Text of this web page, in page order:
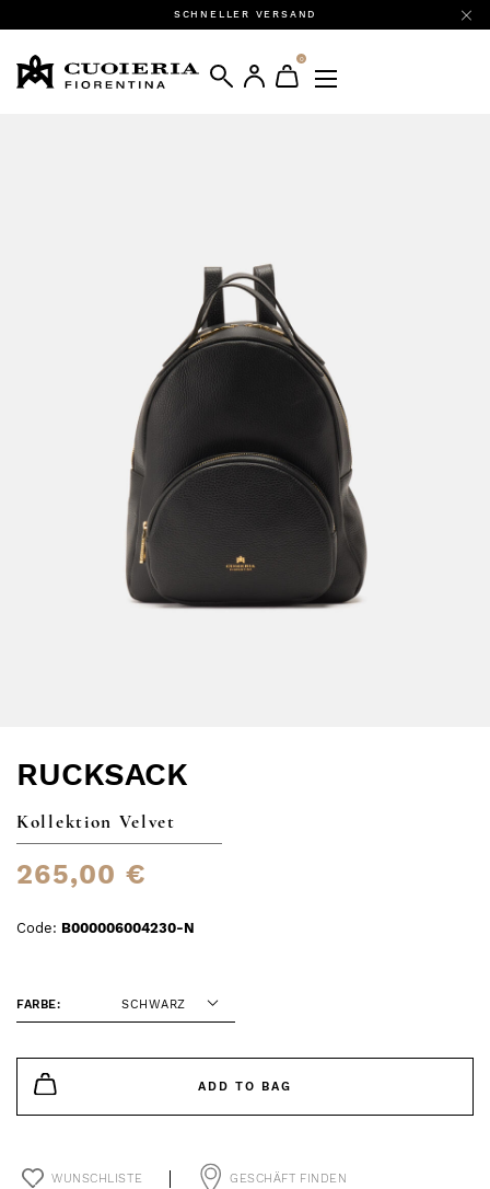
SCHNELLER VERSAND
0
RUCKSACK
Kollektion Velvet
265,00 €
Code: B000006004230-N
FARBE: SCHWARZ
ADD TO BAG
WUNSCHLISTE GESCHÄFT FINDEN